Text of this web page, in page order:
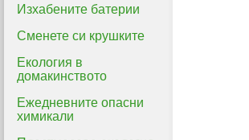
Изхабените батерии
Сменете си крушките
Екология в
домакинството
Ежедневните опасни
химикали